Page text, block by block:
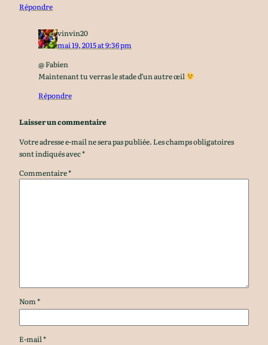
Répondre
vinvin20
mai 19, 2015 at 9:36 pm
@ Fabien
Maintenant tu verras le stade d’un autre œil
Répondre
Laisser un commentaire
Votre adresse e-mail ne sera pas publiée.Les champs obligatoires
sont indiqués avec*
Commentaire*
Nom*
E-mail*